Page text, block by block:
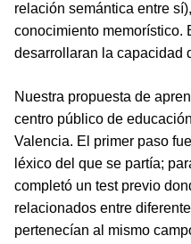
relación semántica entre
conocimiento memorístico.
desarrollaran la capacidad
Nuestra propuesta de
centro público de
Valencia. El primer paso
léxico del que se partía;
completó un test previo
relacionados entre
pertenecían al mismo